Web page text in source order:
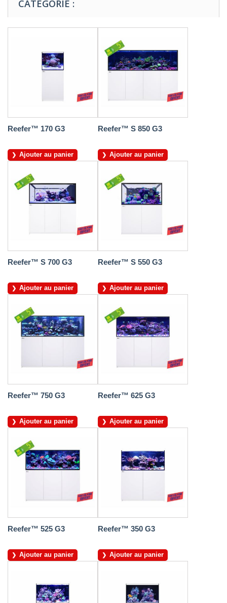
CATÉGORIE :
Reefer™ 170 G3
Ajouter au panier
Reefer™ S 850 G3
Ajouter au panier
Reefer™ S 700 G3
Ajouter au panier
Reefer™ S 550 G3
Ajouter au panier
Reefer™ 750 G3
Ajouter au panier
Reefer™ 625 G3
Ajouter au panier
Reefer™ 525 G3
Ajouter au panier
Reefer™ 350 G3
Ajouter au panier